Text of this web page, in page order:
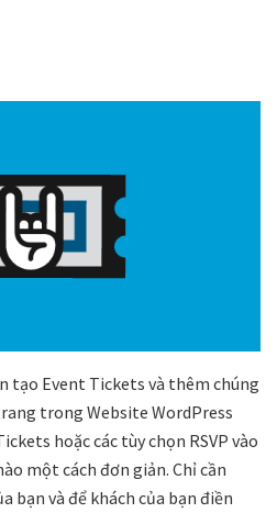
tạo Event Tickets và thêm chúng
trong Website WordPress
hoặc các tùy chọn RSVP vào
một cách đơn giản. Chỉ cần
bạn và để khách của bạn điền